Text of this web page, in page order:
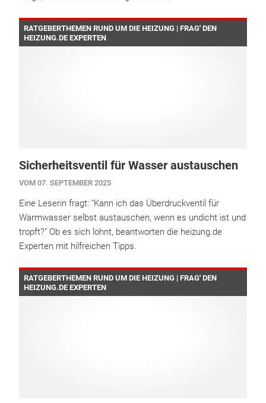
RATGEBERTHEMEN RUND UM DIE HEIZUNG | FRAG' DEN
HEIZUNG.DE EXPERTEN
Sicherheitsventil für Wasser austauschen
VOM 07. SEPTEMBER 2025
Eine Leserin fragt: "Kann ich das Überdruckventil für
Warmwasser selbst austauschen, wenn es undicht ist und
tropft?" Ob es sich lohnt, beantworten die heizung.de
Experten mit hilfreichen Tipps.
RATGEBERTHEMEN RUND UM DIE HEIZUNG | FRAG' DEN
HEIZUNG.DE EXPERTEN